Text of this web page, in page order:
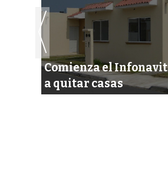
Comienza el Infonavit
a quitar casas